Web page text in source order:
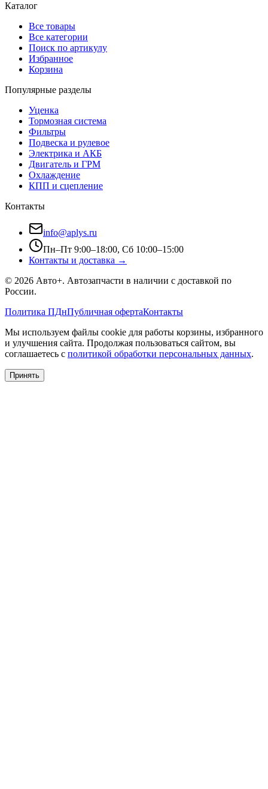
Каталог
Все товары
Все категории
Поиск по артикулу
Избранное
Корзина
Популярные разделы
Уценка
Тормозная система
Фильтры
Подвеска и рулевое
Электрика и АКБ
Двигатель и ГРМ
Охлаждение
КПП и сцепление
Контакты
info@aplys.ru
Пн–Пт 9:00–18:00, Сб 10:00–15:00
Контакты и доставка →
© 2026 Авто+. Автозапчасти в наличии с доставкой по
России.
Политика ПДнПубличная офертаКонтакты
Мы используем файлы cookie для работы корзины, избранного
и улучшения сайта. Продолжая пользоваться сайтом, вы
соглашаетесь с политикой обработки персональных данных.
Принять